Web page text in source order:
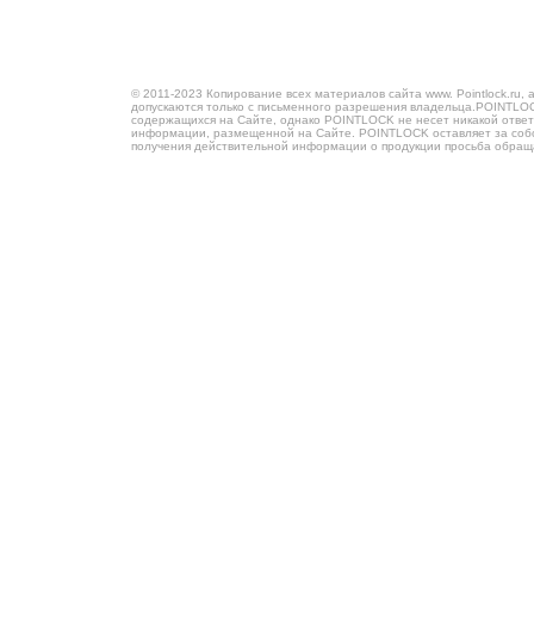
© 2011-2023 Копирование всех материалов сайта www.
допускаются только с письменного разрешения
содержащихся на Сайте, однако POINTLOCK не несет никакой
информации, размещенной на Сайте. POINTLOCK оставляет за
получения действительной информации о продукции просьба